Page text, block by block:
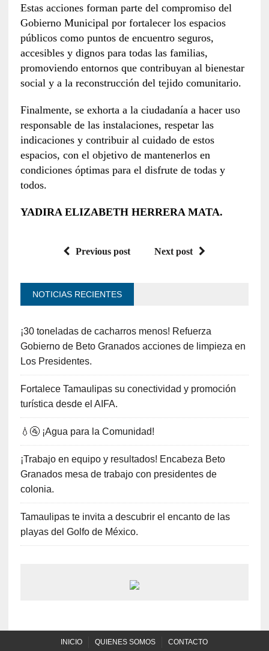
Estas acciones forman parte del compromiso del
Gobierno Municipal por fortalecer los espacios
públicos como puntos de encuentro seguros,
accesibles y dignos para todas las familias,
promoviendo entornos que contribuyan al bienestar
social y a la reconstrucción del tejido comunitario.
Finalmente, se exhorta a la ciudadanía a hacer uso
responsable de las instalaciones, respetar las
indicaciones y contribuir al cuidado de estos
espacios, con el objetivo de mantenerlos en
condiciones óptimas para el disfrute de todas y
todos.
YADIRA ELIZABETH HERRERA MATA.
Previous post Next post
NOTICIAS RECIENTES
¡30 toneladas de cacharros menos! Refuerza
Gobierno de Beto Granados acciones de limpieza en
Los Presidentes.
Fortalece Tamaulipas su conectividad y promoción
turística desde el AIFA.
💧🚰 ¡Agua para la Comunidad!
¡Trabajo en equipo y resultados! Encabeza Beto
Granados mesa de trabajo con presidentes de
colonia.
Tamaulipas te invita a descubrir el encanto de las
playas del Golfo de México.
INICIO QUIENES SOMOS CONTACTO